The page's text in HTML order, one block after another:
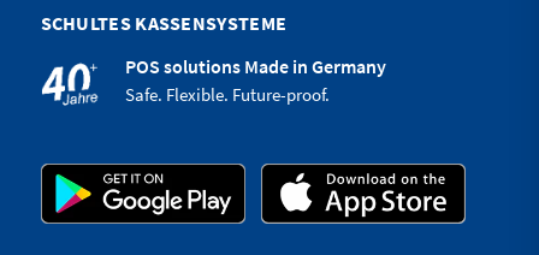
SCHULTES KASSENSYSTEME
POS solutions Made in Germany
Safe. Flexible. Future-proof.